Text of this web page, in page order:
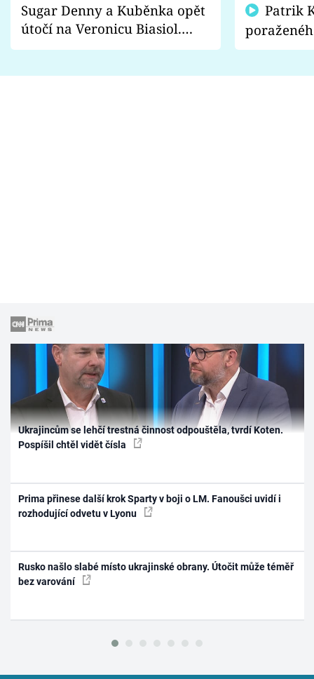
Sugar Denny a Kuběnka opět
útočí na Veronicu Biasiol.
Proč je podle nich falešná a
fanoušci
Ukrajincům se lehčí trestná činnost odpouštěla, tvrdí Koten.
Pospíšil chtěl vidět čísla
Prima přinese další krok Sparty v boji o LM. Fanoušci uvidí i
rozhodující odvetu v Lyonu
Rusko našlo slabé místo ukrajinské obrany. Útočit může téměř
bez varování